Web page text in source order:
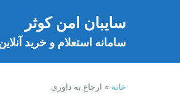
سایبان امن کوثر
سامانه استعلام و خرید
خانه » ارجاع به داوری